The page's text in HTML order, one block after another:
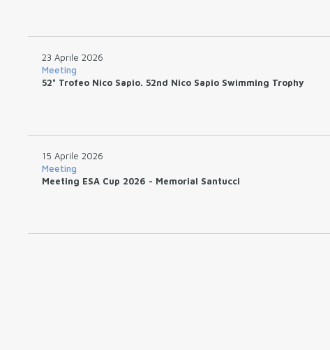
23 Aprile 2026
Meeting
52° Trofeo Nico Sapio. 52nd Nico Sapio Swimming Trophy
15 Aprile 2026
Meeting
Meeting ESA Cup 2026 - Memorial Santucci